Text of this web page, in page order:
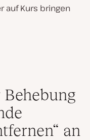
auf Kurs bringen
Behebung
an